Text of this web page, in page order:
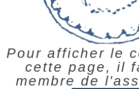
Pour afficher le
cette page, il
membre de